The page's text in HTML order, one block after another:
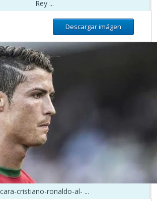
Rey ...
Descargar imágen
cara-cristiano-ronaldo-al- ...